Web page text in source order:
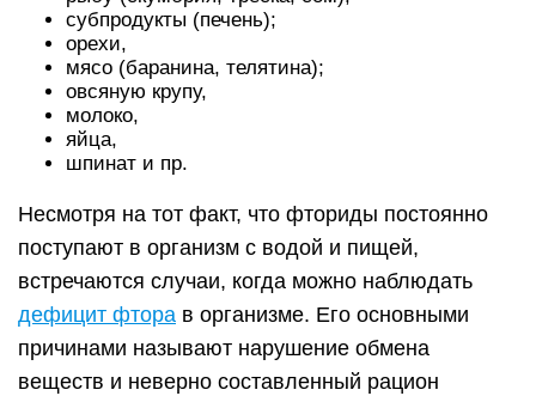
субпродукты (печень);
орехи,
мясо (баранина, телятина);
овсяную крупу,
молоко,
яйца,
шпинат и пр.
Несмотря на тот факт, что фториды постоянно
поступают в организм с водой и пищей,
встречаются случаи, когда можно наблюдать
дефицит фтора в организме. Его основными
причинами называют нарушение обмена
веществ и неверно составленный рацион